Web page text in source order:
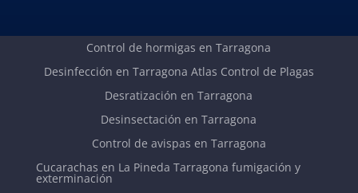
Control de hormigas en Tarragona
Desinfección en Tarragona Atlas Control de Plagas
Desratización en Tarragona
Desinsectación en Tarragona
Control de avispas en Tarragona
Cucarachas en La Pineda Tarragona fumigación y
exterminación